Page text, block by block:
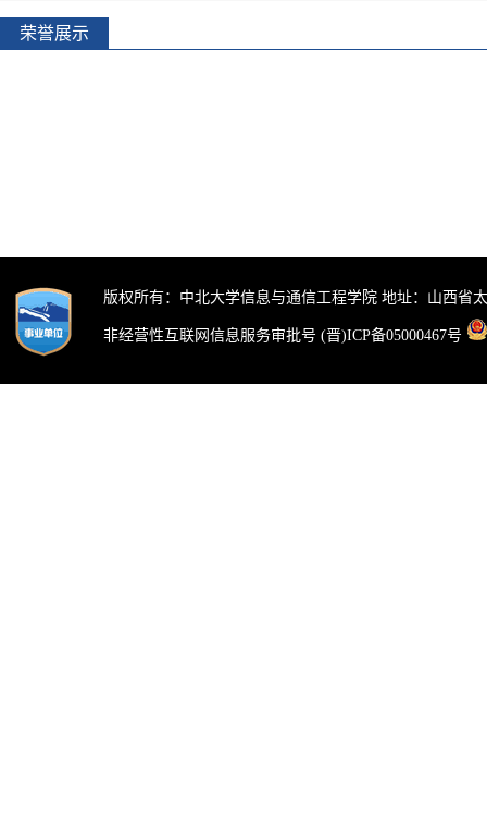
荣誉展示
版权所有：中北大学信息与通信工程学院 地址：山西省
非经营性互联网信息服务审批号 (晋)ICP备05000467号